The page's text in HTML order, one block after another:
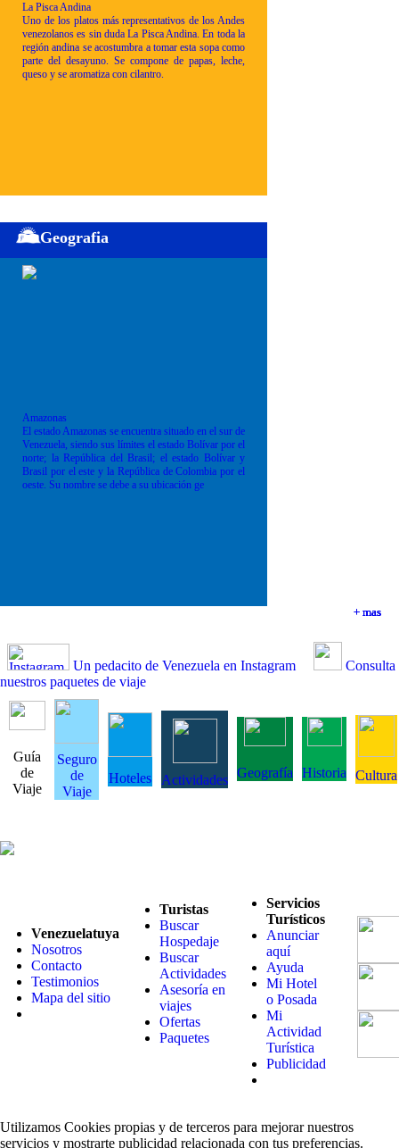
+ mas
+ mas
La Pisca Andina
Uno de los platos más representativos de los Andes
venezolanos es sin duda La Pisca Andina. En toda la
región andina se acostumbra a tomar esta sopa como
parte del desayuno. Se compone de papas, leche,
queso y se aromatiza con cilantro.
+ mas
Geografia
Amazonas
El estado Amazonas se encuentra situado en el sur de
Venezuela, siendo sus límites el estado Bolívar por el
norte; la República del Brasil; el estado Bolívar y
Brasil por el este y la República de Colombia por el
oeste. Su nombre se debe a su ubicación ge
+ mas
Un pedacito de Venezuela en Instagram
Consulta
nuestros paquetes de viaje
Guía
de
Viaje
Seguro
de
Viaje
Hoteles Actividades Geografía Historia Cultura
Venezuelatuya
Nosotros
Contacto
Testimonios
Mapa del sitio
Turistas
Buscar
Hospedaje
Buscar
Actividades
Asesoría en
viajes
Ofertas
Paquetes
Servicios
Turísticos
Anunciar
aquí
Ayuda
Mi Hotel
o Posada
Mi
Actividad
Turística
Publicidad
Utilizamos Cookies propias y de terceros para mejorar nuestros
servicios y mostrarte publicidad relacionada con tus preferencias.